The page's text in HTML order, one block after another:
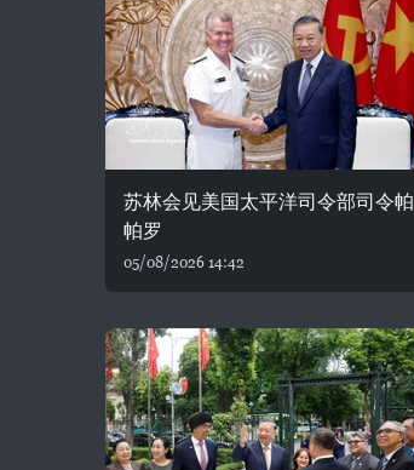
苏林会见美国太平洋司令部司令帕
帕罗
05/08/2026 14:42